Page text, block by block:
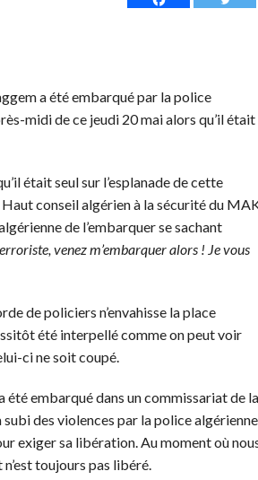
a été embarqué par la police
midi de ce jeudi 20 mai alors qu’il était
était seul sur l’esplanade de cette
conseil algérien à la sécurité du
de l’embarquer se sachant
venez m’embarquer alors ! Je vous
de policiers n’envahisse la place
été interpellé comme on peut voir
ci ne soit coupé.
été embarqué dans un commissariat de la
des violences par la police
exiger sa libération. Au moment où
toujours pas libéré.